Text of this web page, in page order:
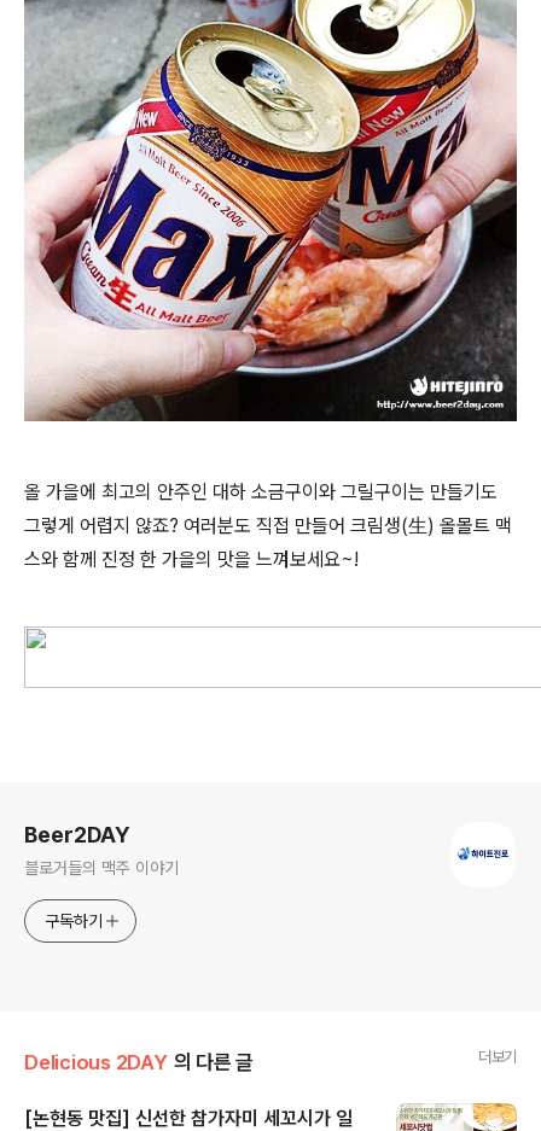
올 가을에 최고의 안주인 대하 소금구이와 그릴구이는 만들기도
그렇게 어렵지 않죠? 여러분도 직접 만들어 크림생(生) 올몰트 맥
스와 함께 진정 한 가을의 맛을 느껴보세요~!
Beer2DAY
블로거들의 맥주 이야기
구독하기
Delicious 2DAY 의 다른 글 더보기
[논현동 맛집] 신선한 참가자미 세꼬시가 일